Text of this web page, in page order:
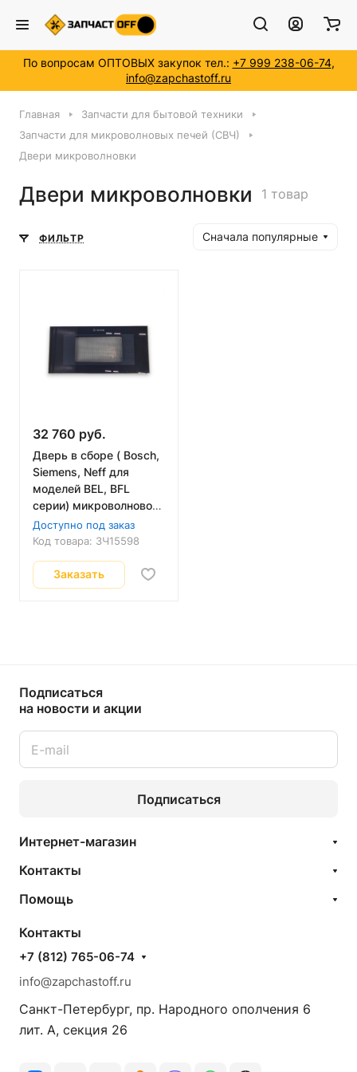
По вопросам ОПТОВЫХ закупок тел.: +7 999 238-06-74,
info@zapchastoff.ru
Главная
Запчасти для бытовой техники
Запчасти для микроволновых печей (СВЧ)
Двери микроволновки
Двери микроволновки 1 товар
ФИЛЬТР Сначала популярные
32 760 руб.
Дверь в сборе ( Bosch,
Siemens, Neff для
моделей BEL, BFL
серии) микроволновой
печи 00772425
Доступно под заказ
Код товара: ЗЧ15598
Заказать
Подписаться
на новости и акции
Подписаться
Интернет-магазин
Контакты
Помощь
Контакты
+7 (812) 765-06-74
info@zapchastoff.ru
Санкт-Петербург, пр. Народного ополчения 6
лит. А, секция 26